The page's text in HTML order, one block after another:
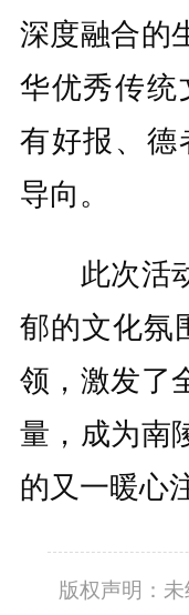
深度融合的
华优秀传统
有好报、德
导向。
此次活动
郁的文化氛
领，激发了
量，成为南
的又一暖心
版权声明：